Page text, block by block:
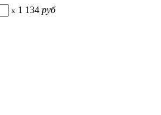
x 1 134 руб